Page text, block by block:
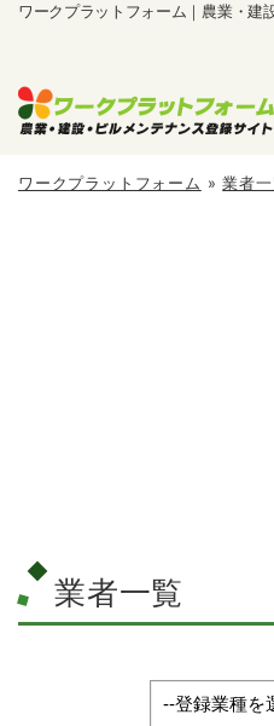
ワークプラットフォーム｜農業・建
ワークプラットフォーム »業者一
業者一覧